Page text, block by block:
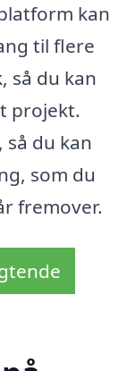
kan
til flere
så du kan
projekt.
så du kan
som du
fremover.